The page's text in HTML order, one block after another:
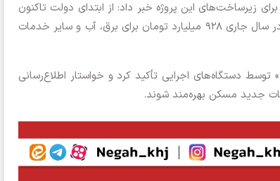
برای زیرساخت‌های این پروژه خبر داد: از ابتدای دولت تاکنون
۱,۲۰۰ میلیارد تومان برای آماده‌سازی سایت‌ها اختصاص یافته و فقط در سال جاری ۹۲۸ میلیارد تومان برای برق، آب و سایر خدمات
دستگاه‌های اجرایی تأکید کرد و خواستار اطلاع‌رسانی
جدید مسکن بهره‌مند شوند.